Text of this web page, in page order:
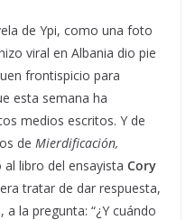
de Ypi, como una foto
viral en Albania dio pie
frontispicio para
esta semana ha
medios escritos. Y de
de Mierdificación,
libro del ensayista Cory
tratar de dar respuesta,
, a la pregunta: “¿Y cuándo